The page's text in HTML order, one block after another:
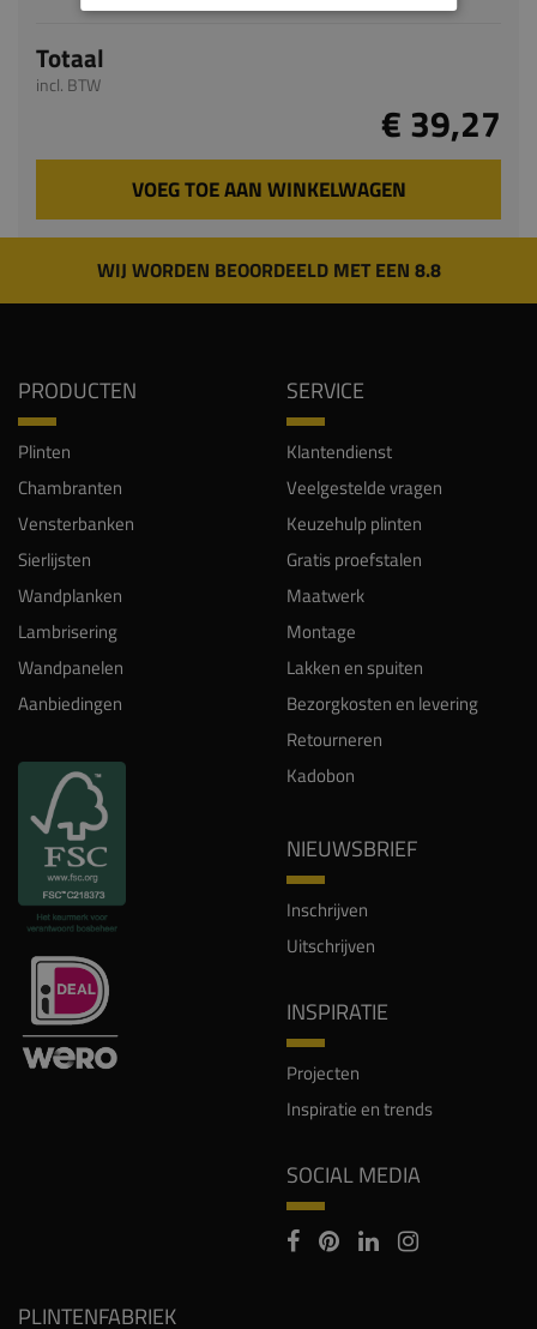
Totaal
incl. BTW
€ 39,27
VOEG TOE AAN WINKELWAGEN
WIJ WORDEN BEOORDEELD MET EEN 8.8
PRODUCTEN
Plinten
Chambranten
Vensterbanken
Sierlijsten
Wandplanken
Lambrisering
Wandpanelen
Aanbiedingen
SERVICE
Klantendienst
Veelgestelde vragen
Keuzehulp plinten
Gratis proefstalen
Maatwerk
Montage
Lakken en spuiten
Bezorgkosten en levering
Retourneren
Kadobon
NIEUWSBRIEF
Inschrijven
Uitschrijven
INSPIRATIE
Projecten
Inspiratie en trends
SOCIAL MEDIA
PLINTENFABRIEK